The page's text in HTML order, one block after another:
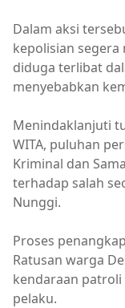
Dalam aksi
kepolisian
diduga terlibat
menyebabkan
Menindaklanjuti
WITA, puluhan
Kriminal dan
terhadap salah
Nunggi.
Proses
Ratusan warga
kendaraan
pelaku.